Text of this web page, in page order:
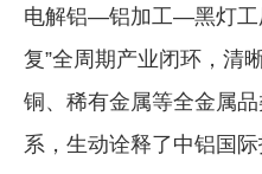
电解铝—铝加工—黑灯
复”全周期产业闭环，清
铜、稀有金属等全金属
系，生动诠释了中铝国